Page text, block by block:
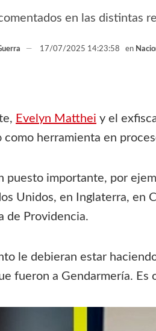
en las distintas
17/07/2025 14:23:58 en
Evelyn Matthei y el
herramienta en
puesto importante, por
Unidos, en Inglaterra, en
de Providencia.
le debieran estar
fueron a Gendarmería. Es